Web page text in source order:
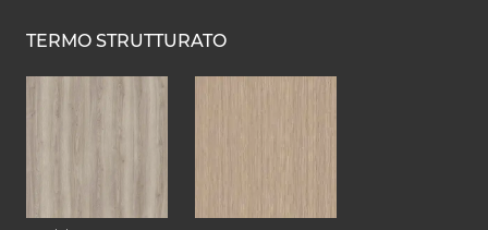
TERMO STRUTTURATO